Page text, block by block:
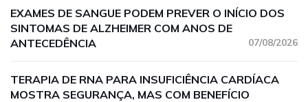
EXAMES DE SANGUE PODEM PREVER O INÍCIO DOS
SINTOMAS DE ALZHEIMER COM ANOS DE
ANTECEDÊNCIA
07/08/2026
TERAPIA DE RNA PARA INSUFICIÊNCIA CARDÍACA
MOSTRA SEGURANÇA, MAS COM BENEFÍCIO